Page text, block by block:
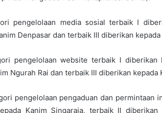
pengelolaan media sosial terbaik I
Denpasar dan terbaik III diberikan kepada
pengelolaan website terbaik I
Ngurah Rai dan terbaik III diberikan kepada
pengelolaan pengaduan dan permintaan
Kanim Singaraja, terbaik II